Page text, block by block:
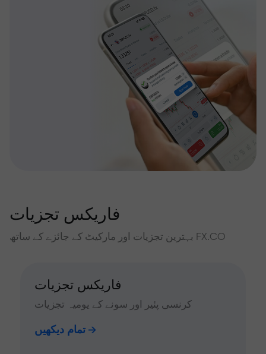
فاریکس تجزیات
بہترین تجزیات اور مارکیٹ کے جائزے کے ساتھ FX.CO
فاریکس تجزیات
کرنسی پئیر اور سونے کے یومیہ تجزیات
تمام دیکھیں